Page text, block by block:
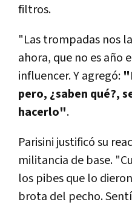
filtros.
"Las trompadas nos
ahora, que no es año
influencer. Y agregó:
pero, ¿saben qué?,
hacerlo".
Parisini justificó su
militancia de base.
los pibes que lo
brota del pecho.